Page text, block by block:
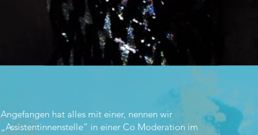
Angefangen hat alles mit einer, nennen wir
„Assistentinnenstelle“ in einer Co Moderation im